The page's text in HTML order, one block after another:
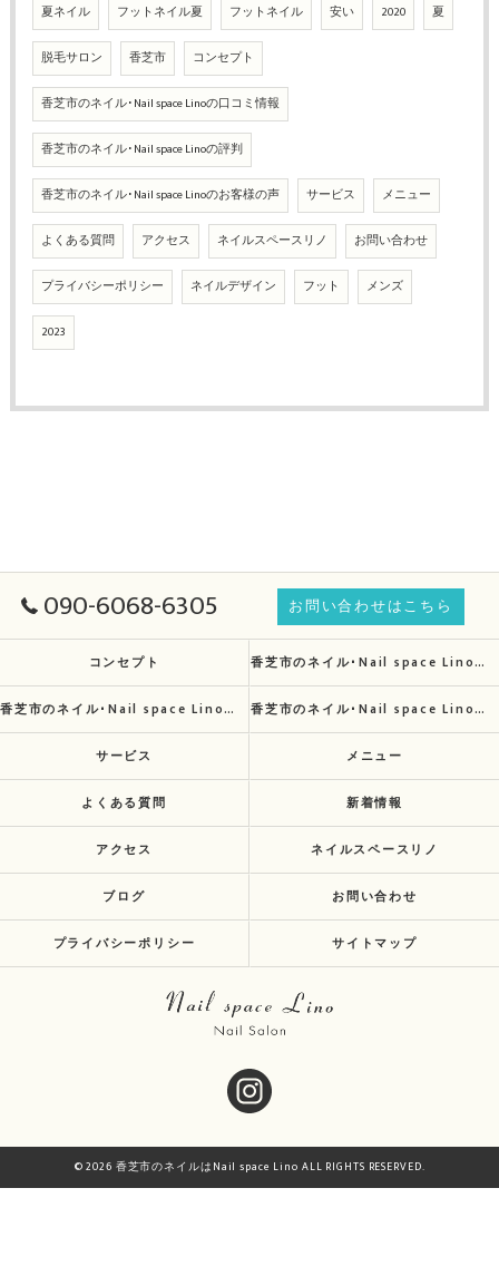
夏ネイル フットネイル夏 フットネイル 安い 2020 夏
脱毛サロン 香芝市 コンセプト
香芝市のネイル･Nail space Linoの口コミ情報
香芝市のネイル･Nail space Linoの評判
香芝市のネイル･Nail space Linoのお客様の声 サービス メニュー
よくある質問 アクセス ネイルスペースリノ お問い合わせ
プライバシーポリシー ネイルデザイン フット メンズ
2023
090-6068-6305 お問い合わせはこちら
コンセプト 香芝市のネイル･Nail space Linoの口コミ情報
香芝市のネイル･Nail space Linoの評判 香芝市のネイル･Nail space Linoのお客様の声
サービス メニュー
よくある質問 新着情報
アクセス ネイルスペースリノ
ブログ お問い合わせ
プライバシーポリシー サイトマップ
© 2026 香芝市のネイルはNail space Lino ALL RIGHTS RESERVED.